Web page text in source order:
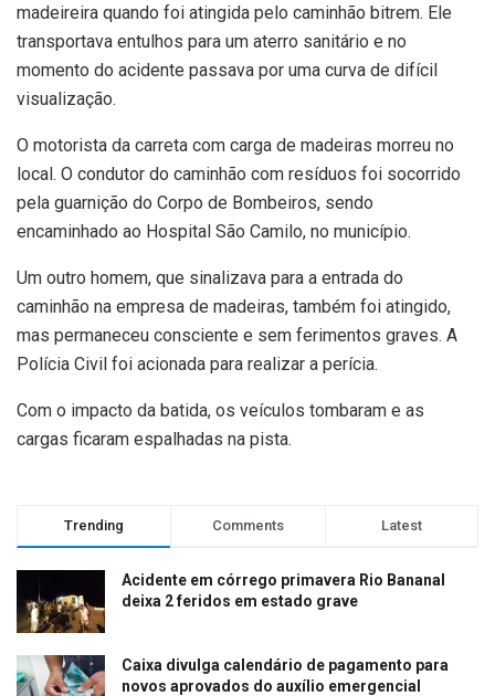
madeireira quando foi atingida pelo caminhão bitrem. Ele
transportava entulhos para um aterro sanitário e no
momento do acidente passava por uma curva de difícil
visualização.
O motorista da carreta com carga de madeiras morreu no
local. O condutor do caminhão com resíduos foi socorrido
pela guarnição do Corpo de Bombeiros, sendo
encaminhado ao Hospital São Camilo, no município.
Um outro homem, que sinalizava para a entrada do
caminhão na empresa de madeiras, também foi atingido,
mas permaneceu consciente e sem ferimentos graves. A
Polícia Civil foi acionada para realizar a perícia.
Com o impacto da batida, os veículos tombaram e as
cargas ficaram espalhadas na pista.
Trending Comments Latest
Acidente em córrego primavera Rio Bananal
deixa 2 feridos em estado grave
Caixa divulga calendário de pagamento para
novos aprovados do auxílio emergencial